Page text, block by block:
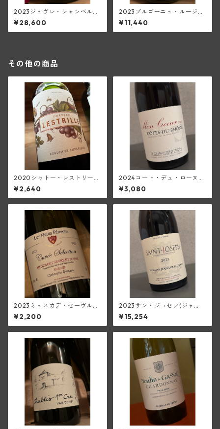
2023ジュヴレ・シャンベルタ
ン1級レ・コルボー(セラファ
ン)
¥28,600
2023ブルゴーニュ・ルージュ
(セラファン)
¥11,440
その他の商品
2020シャトー・レストリー
ユ・ルージュ(ボルドー・スー
ペリュール)
¥2,640
2024コート・デュ・ローヌ・
モン・クール(ジャン・ルイ・
シャーヴ・セレクション)
¥3,080
2023ミュスカデ・セーヴル・
エ・メーヌ<シュール・リー>
(デ・オー・ペミヨン)
¥2,200
2023サン・ジョセフ(ジャ
ン・ルイ・シャーヴ)
¥15,254